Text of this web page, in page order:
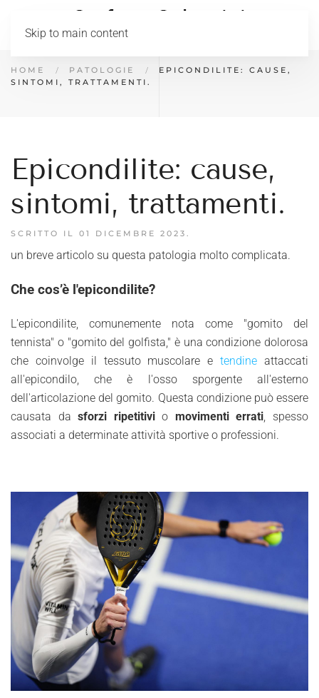
Skip to main content
HOME PATOLOGIE
EPICONDILITE: CAUSE,
SINTOMI, TRATTAMENTI.
Epicondilite: cause,
sintomi, trattamenti.
SCRITTO IL 01 DICEMBRE 2023 .
un breve articolo su questa patologia molto complicata.
Che cos’è l'epicondilite?
L'epicondilite, comunemente nota come "gomito del
tennista" o "gomito del golfista," è una condizione dolorosa
che coinvolge il tessuto muscolare etendine attaccati
all'epicondilo, che è l'osso sporgente all'esterno
dell'articolazione del gomito. Questa condizione può essere
causata dasforzi ripetitivio movimenti errati, spesso
associati a determinate attività sportive o professioni.